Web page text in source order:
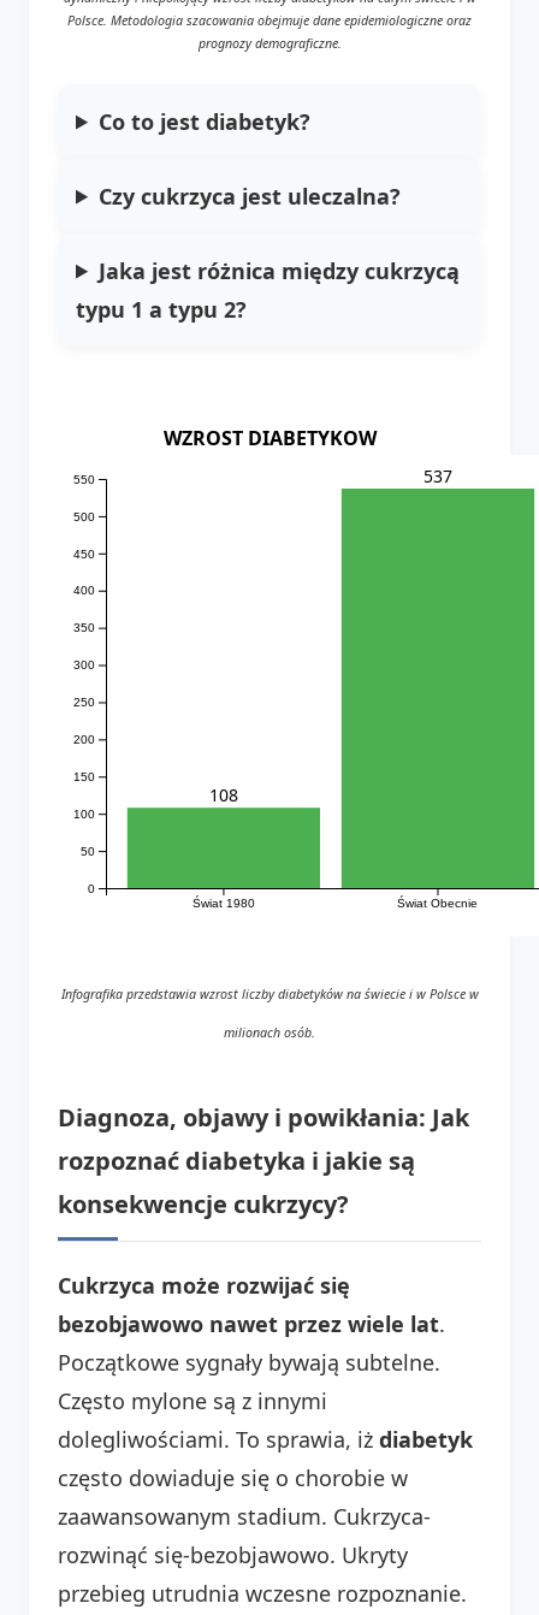
Polsce. Metodologia szacowania obejmuje dane epidemiologiczne oraz
prognozy demograficzne.
Co to jest diabetyk?
Czy cukrzyca jest uleczalna?
Jaka jest różnica między cukrzycą
typu 1 a typu 2?
WZROST DIABETYKOW
Świat 1980 Świat Obecnie
0
50
100
150
200
250
300
350
400
450
500
550
108
537
Infografika przedstawia wzrost liczby diabetyków na świecie i w Polsce w
milionach osób.
Diagnoza, objawy i powikłania: Jak
rozpoznać diabetyka i jakie są
konsekwencje cukrzycy?
Cukrzyca może rozwijać się
bezobjawowo nawet przez wiele lat.
Początkowe sygnały bywają subtelne.
Często mylone są z innymi
dolegliwościami. To sprawia, iż diabetyk
często dowiaduje się o chorobie w
zaawansowanym stadium. Cukrzyca-
rozwinąć się-bezobjawowo. Ukryty
przebieg utrudnia wczesne rozpoznanie.